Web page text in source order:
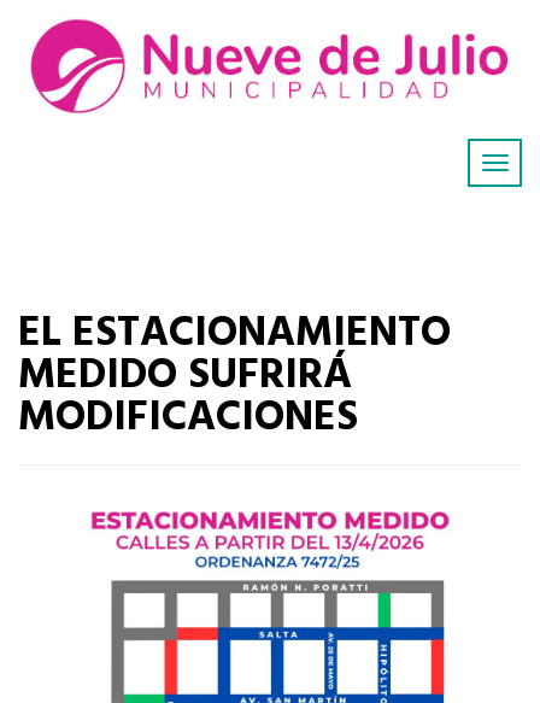
EL ESTACIONAMIENTO
MEDIDO SUFRIRÁ
MODIFICACIONES